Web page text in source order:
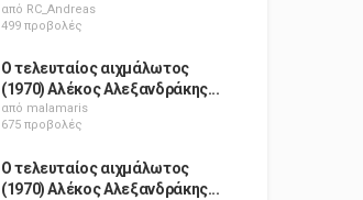
από RC_Andreas
499 προβολές
Ο τελευταίος αιχμάλωτος
(1970) Αλέκος Αλεξανδράκης...
από malamaris
675 προβολές
Ο τελευταίος αιχμάλωτος
(1970) Αλέκος Αλεξανδράκης...